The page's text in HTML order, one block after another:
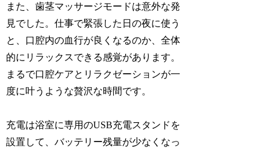
また、歯茎マッサージモードは意外な発
見でした。仕事で緊張した日の夜に使う
と、口腔内の血行が良くなるのか、全体
的にリラックスできる感覚があります。
まるで口腔ケアとリラクゼーションが一
度に叶うような贅沢な時間です。
充電は浴室に専用のUSB充電スタンドを
設置して、バッテリー残量が少なくなっ